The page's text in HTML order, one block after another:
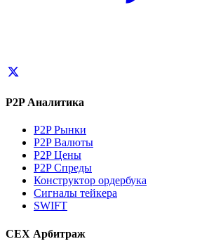
P2P Аналитика
P2P Рынки
P2P Валюты
P2P Цены
P2P Спреды
Конструктор ордербука
Сигналы тейкера
SWIFT
CEX Арбитраж